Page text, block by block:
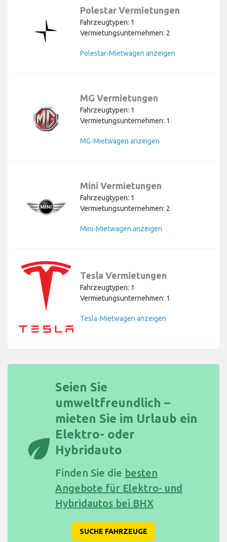
Polestar Vermietungen
Fahrzeugtypen: 1
Vermietungsunternehmen: 2
Polestar-Mietwagen anzeigen
MG Vermietungen
Fahrzeugtypen: 1
Vermietungsunternehmen: 1
MG-Mietwagen anzeigen
Mini Vermietungen
Fahrzeugtypen: 1
Vermietungsunternehmen: 2
Mini-Mietwagen anzeigen
Tesla Vermietungen
Fahrzeugtypen: 1
Vermietungsunternehmen: 1
Tesla-Mietwagen anzeigen
eco
Seien Sie
umweltfreundlich –
mieten Sie im Urlaub ein
Elektro- oder
Hybridauto
Finden Sie die besten
Angebote für Elektro- und
Hybridautos bei BHX
SUCHE FAHRZEUGE